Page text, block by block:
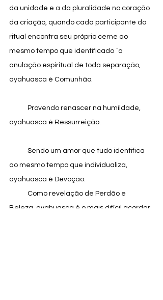
da unidade e a da pluralidade no coração
da criação, quando cada participante do
ritual encontra seu próprio cerne ao
mesmo tempo que identificado `a
anulação espiritual de toda separação,
ayahuasca é Comunhão.
ayahuasca é Ressurreição.
ao mesmo tempo que individualiza,
ayahuasca é Devoção.
Beleza, ayahuasca é o mais difícil acordar,